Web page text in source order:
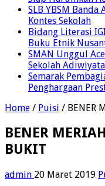
SLB YBSM Banda
Kontes Sekolah
Bidang Literasi
Buku Etnik
SMAN Unggul
Sekolah
Semarak
Penghargaan
Home / Puisi / BENER
BENER
BUKIT
admin 20 Maret 2019